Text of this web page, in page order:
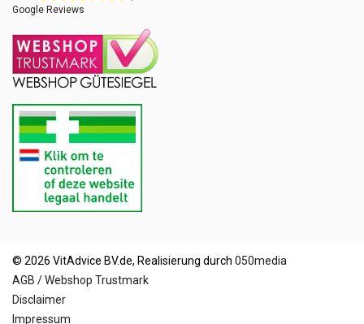
Google Reviews
© 2026 VitAdvice BV.de, Realisierung durch 050media
AGB / Webshop Trustmark
Disclaimer
Impressum